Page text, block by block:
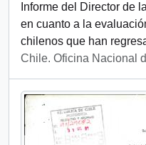
Informe del Director de
en cuanto a la
chilenos que han
Chile. Oficina Nacional